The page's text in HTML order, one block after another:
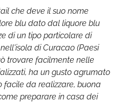
che deve il suo nome
blu dato dal liquore blu
di un tipo particolare di
di Curacao (Paesi
trovare facilmente nelle
ha un gusto agrumato
facile da realizzare, buona
preparare in casa dei